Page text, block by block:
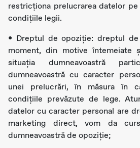
restricţiona prelucrarea datelor
condițiile legii.
• Dreptul de opoziție: dreptul
moment, din motive întemeiate
situația dumneavoastră
dumneavoastră cu caracter
unei prelucrări, în măsura în
condițiile prevăzute de lege.
datelor cu caracter personal are
marketing direct, vom da
dumneavoastră de opoziție;